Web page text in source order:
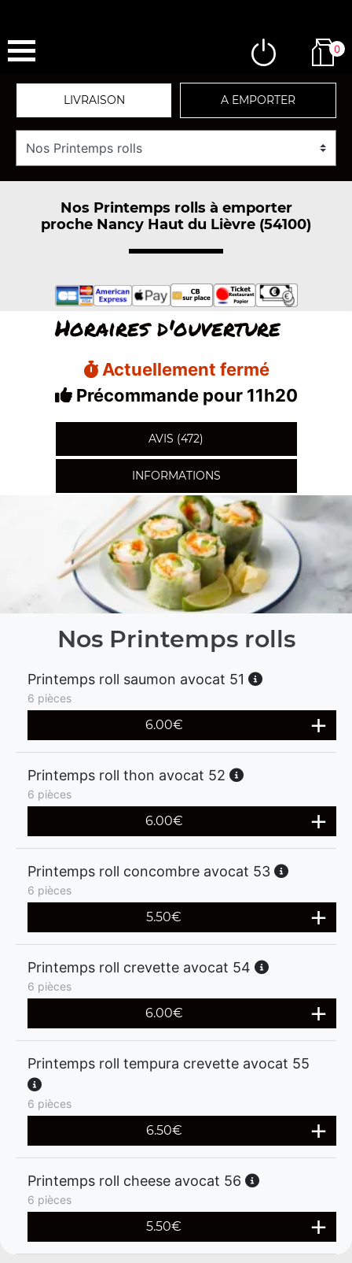
0
LIVRAISON A EMPORTER
Nos Printemps rolls à emporter
proche Nancy Haut du Lièvre (54100)
Horaires d'ouverture
Actuellement fermé
Précommande pour 11h20
AVIS (472)
INFORMATIONS
Nos Printemps rolls
Printemps roll saumon avocat 51
6 pièces
6.00€
Printemps roll thon avocat 52
6 pièces
6.00€
Printemps roll concombre avocat 53
6 pièces
5.50€
Printemps roll crevette avocat 54
6 pièces
6.00€
Printemps roll tempura crevette avocat 55
6 pièces
6.50€
Printemps roll cheese avocat 56
6 pièces
5.50€